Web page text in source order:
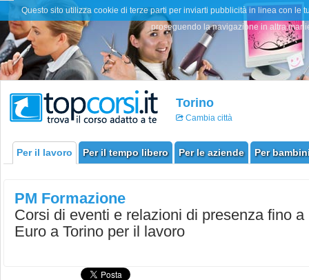
Questo sito utilizza cookie di terze parti per inviarti pubblicità in linea con
proseguendo la navigazione in altra
Torino
Cambia città
Per il lavoro Per il tempo libero Per le aziende Per
PM Formazione
Corsi di eventi e relazioni di presenza fino a
Euro a Torino per il lavoro